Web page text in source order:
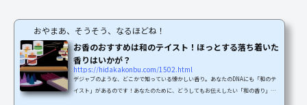
おやまあ、そうそう、なるほどね！
お香のおすすめは和のテイスト！ほっとする落ち着いた
香りはいかが？
https://hidakakonbu.com/1502.html
デジャブのような、どこかで知っている懐かしい香り。あなたのDNAにも「和のテ
イスト」があるのです！あなたのために、どうしてもお伝えしたい「和の香り」を